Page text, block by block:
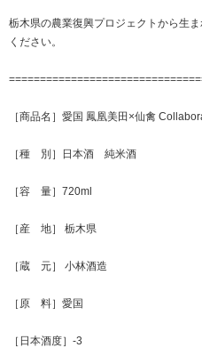
栃木県の農業復興プロジェクトから生
ください。
［商品名］愛国 鳳凰美田×仙禽
［種 別］日本酒 純米酒
［容 量］720ml
［産 地］ 栃木県
［蔵 元］ 小林酒造
［原 料］愛国
［日本酒度］-3